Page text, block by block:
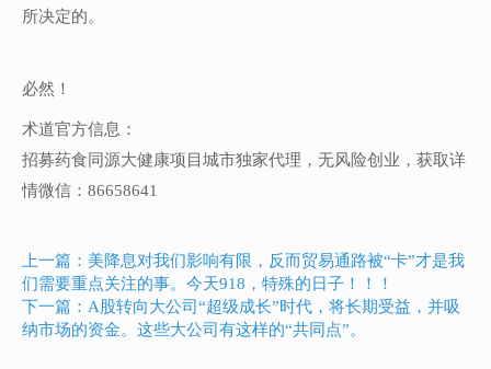
所决定的。
必然！
术道官方信息：
招募药食同源大健康项目城市独家代理，无风险创业，获取详
情微信：86658641
上一篇：美降息对我们影响有限，反而贸易通路被“卡”才是我
们需要重点关注的事。今天918，特殊的日子！！！
下一篇：A股转向大公司“超级成长”时代，将长期受益，并吸
纳市场的资金。这些大公司有这样的“共同点”。